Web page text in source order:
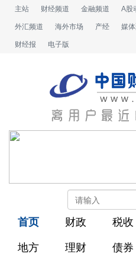
主站 财经频道 金融频道 A股
外汇频道 海外市场 产经 媒
财经报 电子版
首页 财政 税收
地方 理财 债券